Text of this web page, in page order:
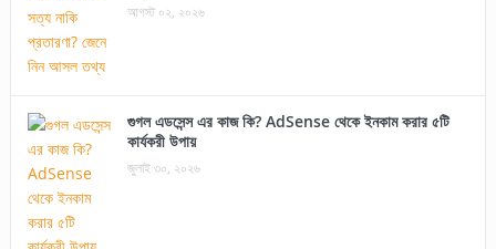
আগস্ট ০২, ২০২৬
গুগল এডসেন্স এর কাজ কি? AdSense থেকে ইনকাম করার ৫টি
কার্যকরী উপায়
জুলাই ৩০, ২০২৬